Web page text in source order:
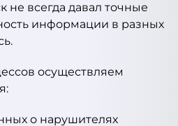
не всегда давал точные
информации в разных
осуществляем
о нарушителях